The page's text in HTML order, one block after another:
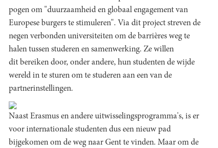
pogen om "duurzaamheid en globaal engagement van
Europese burgers te stimuleren". Via dit project streven de
negen verbonden universiteiten om de barrières weg te
halen tussen studeren en samenwerking. Ze willen
dit bereiken door, onder andere, hun studenten de wijde
wereld in te sturen om te studeren aan een van de
partnerinstellingen.
Naast Erasmus en andere uitwisselingsprogramma's, is er
voor internationale studenten dus een nieuw pad
bijgekomen om de weg naar Gent te vinden. Maar om de